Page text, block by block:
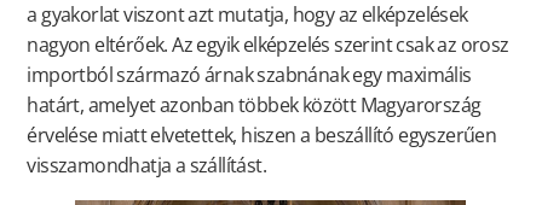
a gyakorlat viszont azt mutatja, hogy az elképzelések
nagyon eltérőek. Az egyik elképzelés szerint csak az orosz
importból származó árnak szabnának egy maximális
határt, amelyet azonban többek között Magyarország
érvelése miatt elvetettek, hiszen a beszállító egyszerűen
visszamondhatja a szállítást.